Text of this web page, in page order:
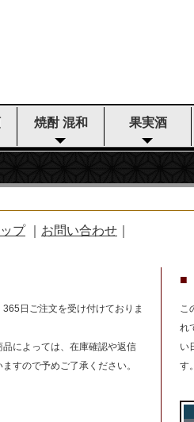
焼酎 混和 果実酒
プ｜ お問い合わせ
日ご注文を受け付けておりま
によっては、在庫確認や返信
すので予めご了承ください。
■
こ
れ
い
す